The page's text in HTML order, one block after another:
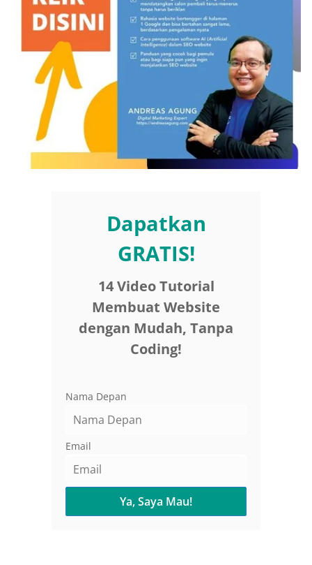
Dapatkan
GRATIS!
14 Video Tutorial
Membuat Website
dengan Mudah, Tanpa
Coding!
Nama Depan
Email